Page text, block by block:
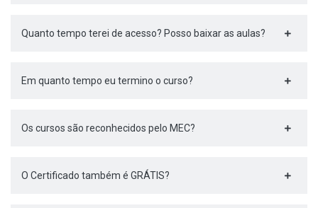
Quanto tempo terei de acesso? Posso baixar as aulas?
Em quanto tempo eu termino o curso?
Os cursos são reconhecidos pelo MEC?
O Certificado também é GRÁTIS?